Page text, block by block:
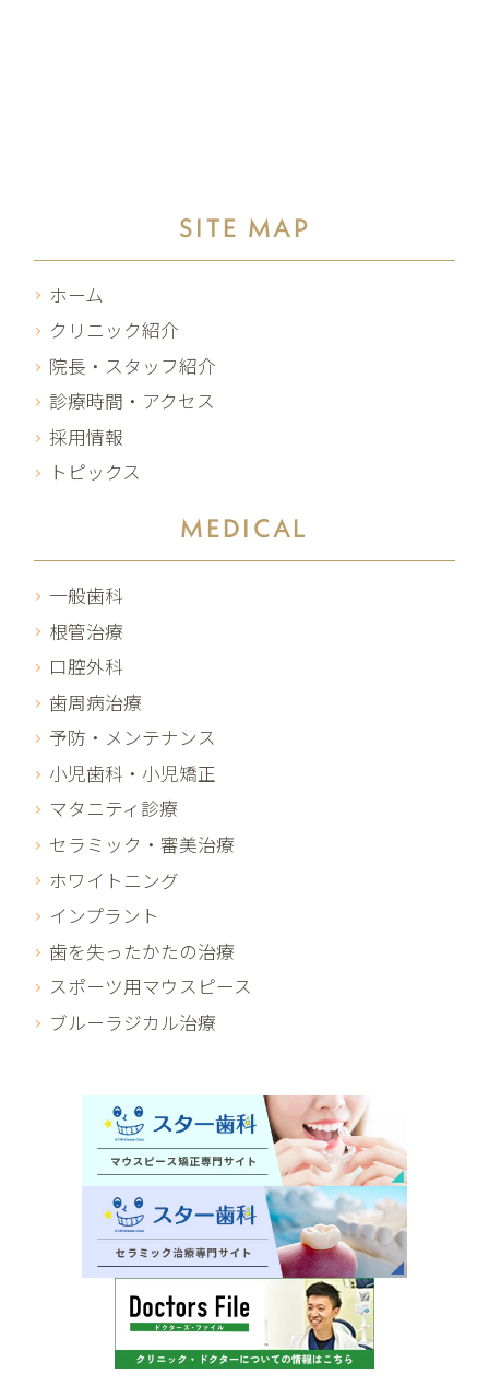
SITE MAP
ホーム
クリニック紹介
院長・スタッフ紹介
診療時間・アクセス
採用情報
トピックス
MEDICAL
一般歯科
根管治療
口腔外科
歯周病治療
予防・メンテナンス
小児歯科・小児矯正
マタニティ診療
セラミック・審美治療
ホワイトニング
インプラント
歯を失ったかたの治療
スポーツ用マウスピース
ブルーラジカル治療